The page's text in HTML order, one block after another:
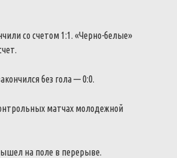
со счетом 1:1. «Черно-белые»
без гола — 0:0.
матчах молодежной
на поле в перерыве.